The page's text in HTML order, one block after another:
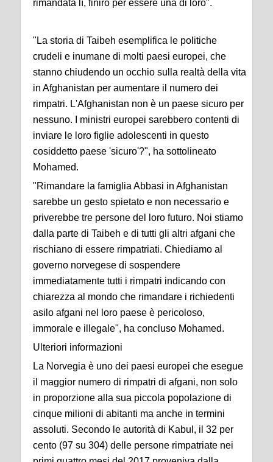
rimandata lì, finirò per essere una di loro".
"La storia di Taibeh esemplifica le politiche
crudeli e inumane di molti paesi europei, che
stanno chiudendo un occhio sulla realtà della vita
in Afghanistan per aumentare il numero dei
rimpatri. L'Afghanistan non è un paese sicuro per
nessuno. I ministri europei sarebbero contenti di
inviare le loro figlie adolescenti in questo
cosiddetto paese 'sicuro'?", ha sottolineato
Mohamed.
"Rimandare la famiglia Abbasi in Afghanistan
sarebbe un gesto spietato e non necessario e
priverebbe tre persone del loro futuro. Noi stiamo
dalla parte di Taibeh e di tutti gli altri afgani che
rischiano di essere rimpatriati. Chiediamo al
governo norvegese di sospendere
immediatamente tutti i rimpatri indicando con
chiarezza al mondo che rimandare i richiedenti
asilo afgani nel loro paese è pericoloso,
immorale e illegale", ha concluso Mohamed.
Ulteriori informazioni
La Norvegia è uno dei paesi europei che esegue
il maggior numero di rimpatri di afgani, non solo
in proporzione alla sua piccola popolazione di
cinque milioni di abitanti ma anche in termini
assoluti. Secondo le autorità di Kabul, il 32 per
cento (97 su 304) delle persone rimpatriate nei